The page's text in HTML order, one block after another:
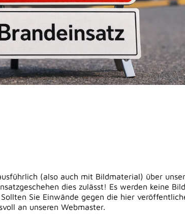
(also auch mit Bildmaterial) über unser
dies zulässt! Es werden keine
Sie Einwände gegen die hier
an unseren Webmaster.